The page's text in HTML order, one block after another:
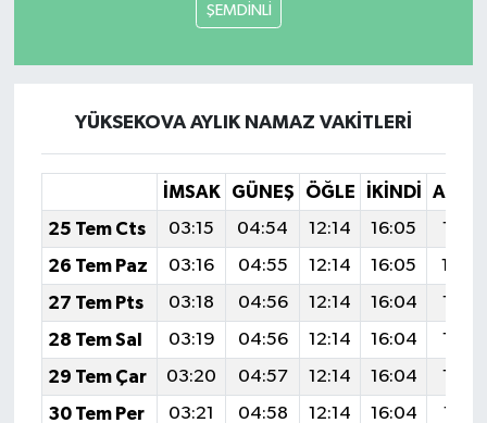
ŞEMDİNLİ
YÜKSEKOVA AYLIK NAMAZ VAKITLERI
İMSAK GÜNEŞ ÖĞLE İKINDI
25 Tem Cts
03:15 04:54 12:14 16:05
19:25
26 Tem Paz
03:16 04:55 12:14 16:05
27 Tem Pts
03:18 04:56 12:14 16:04
19:23
28 Tem Sal
03:19 04:56 12:14 16:04
19:23
29 Tem Çar
03:20 04:57 12:14 16:04
19:22
30 Tem Per
03:21 04:58 12:14 16:04
19:21